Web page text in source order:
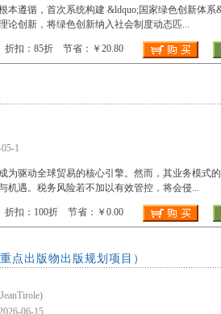
遵循，首次系统构建 &ldquo;国家绿色创新体系
论创新，将绿色创新纳入社会制度动态匹...
折扣：85折 节省：￥20.80
1
为驱动全球贸易的核心引擎。然而，其业务模式
机遇。税务风险若不加以有效管控，将会侵...
折扣：100折 节省：￥0.00
点出版物出版规划项目）
06-15